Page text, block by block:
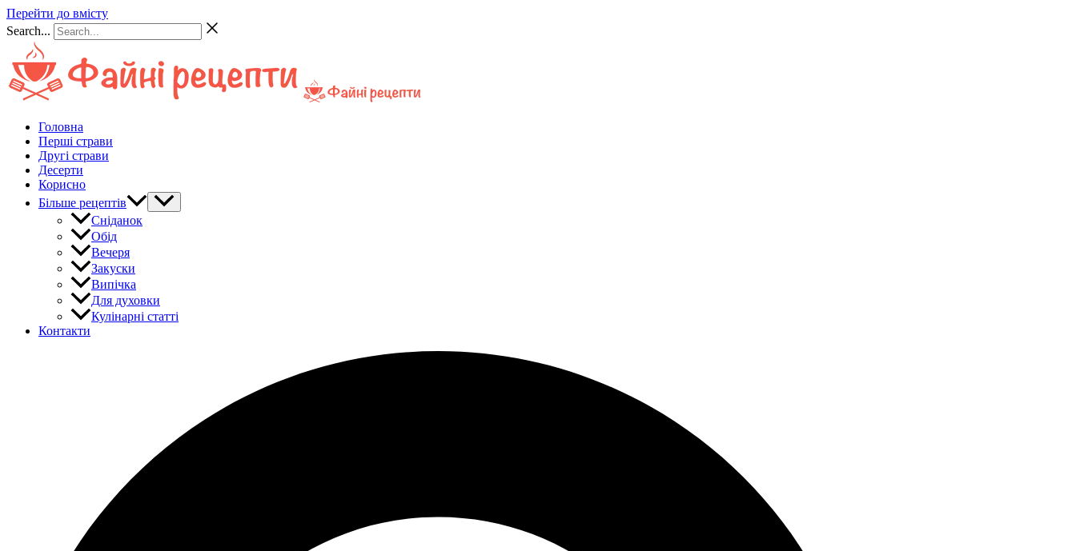
Перейти до вмісту
Search...
Головна
Перші страви
Другі страви
Десерти
Корисно
Більше рецептів
Сніданок
Обід
Вечеря
Закуски
Випічка
Для духовки
Кулінарні статті
Контакти